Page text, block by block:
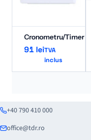
Cronometru/Timer
91 leiTVA
inclus
+40 790 410 000
office@tdr.ro